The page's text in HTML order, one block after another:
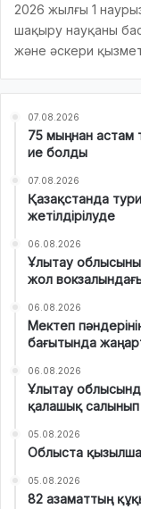
2026 жылғы 1
шақыру науқаны
және әскери
07.08.2026
75 мыңнан астам
ие болды
07.08.2026
Қазақстанда
жетілдірілуде
06.08.2026
Ұлытау
жол
06.08.2026
Мектеп
бағытында
06.08.2026
Ұлытау
қалашық
05.08.2026
Облыста қызылша
05.08.2026
82 азаматтың